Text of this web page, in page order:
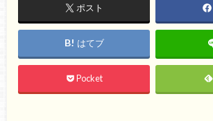
ポスト
はてブ
Pocket